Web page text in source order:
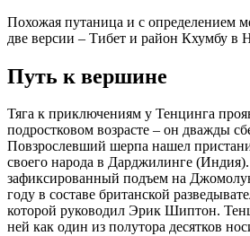
Похожая путаница и с определением
две версии – Тибет и район Кхумбу в
Путь к вершине
Тяга к приключениям у Тенцинга
подростковом возрасте – он дважды
Повзрослевший шерпа нашел
своего народа в Дарджилинге
зафиксированный подъем на
году в составе британской
которой руководил Эрик Шиптон.
ней как один из полутора десятков